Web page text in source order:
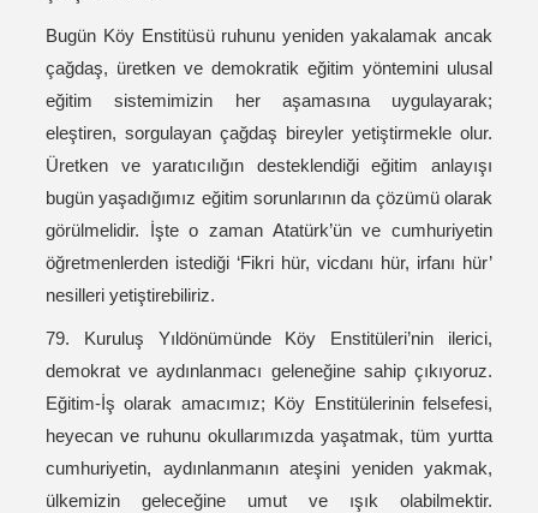
Bugün Köy Enstitüsü ruhunu yeniden yakalamak ancak
çağdaş, üretken ve demokratik eğitim yöntemini ulusal
eğitim sistemimizin her aşamasına uygulayarak;
eleştiren, sorgulayan çağdaş bireyler yetiştirmekle olur.
Üretken ve yaratıcılığın desteklendiği eğitim anlayışı
bugün yaşadığımız eğitim sorunlarının da çözümü olarak
görülmelidir. İşte o zaman Atatürk’ün ve cumhuriyetin
öğretmenlerden istediği ‘Fikri hür, vicdanı hür, irfanı hür’
nesilleri yetiştirebiliriz.
79. Kuruluş Yıldönümünde Köy Enstitüleri’nin ilerici,
demokrat ve aydınlanmacı geleneğine sahip çıkıyoruz.
Eğitim-İş olarak amacımız; Köy Enstitülerinin felsefesi,
heyecan ve ruhunu okullarımızda yaşatmak, tüm yurtta
cumhuriyetin, aydınlanmanın ateşini yeniden yakmak,
ülkemizin geleceğine umut ve ışık olabilmektir.